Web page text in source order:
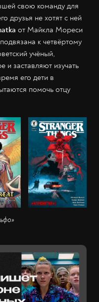
свою команду для
друзья не хотят с ней
от Майкла Мореси
к четвёртому
учёный,
и заставляют изучать
его дети в
помочь отцу